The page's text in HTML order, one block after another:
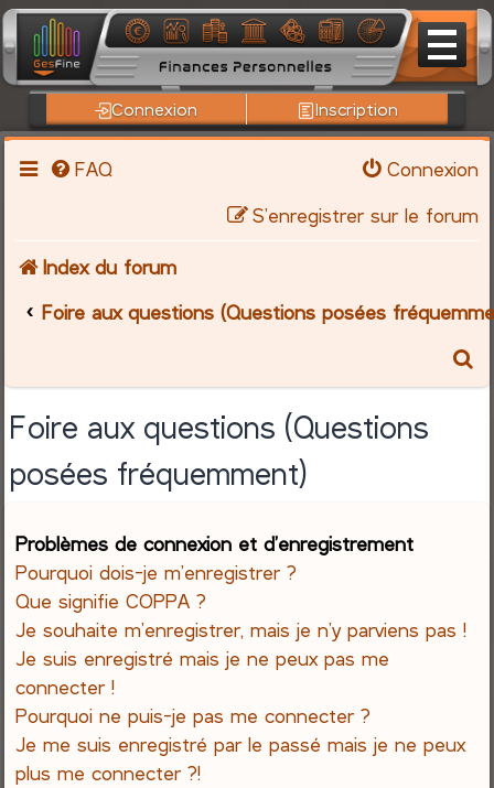
Connexion Inscription
FAQ
Connexion
S’enregistrer sur le forum
Index du forum
Foire aux questions (Questions posées
Foire aux questions (Questions
posées fréquemment)
Problèmes de connexion et d’enregistrement
Pourquoi dois-je m’enregistrer ?
Que signifie COPPA ?
Je souhaite m’enregistrer, mais je n’y parviens pas !
Je suis enregistré mais je ne peux pas me
connecter !
Pourquoi ne puis-je pas me connecter ?
Je me suis enregistré par le passé mais je ne peux
plus me connecter ?!